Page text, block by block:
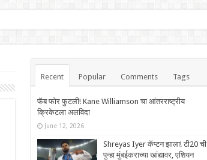
Recent Popular Comments Tags
फॅब फोर फुटली! Kane Williamson चा आंतरराष्ट्रीय
क्रिकेटला अलविदा
June 12, 2026
Shreyas Iyer कॅप्टन झाला! टी20 ची
पुन्हा मुंबईकराच्या खांद्यावर, एशियन